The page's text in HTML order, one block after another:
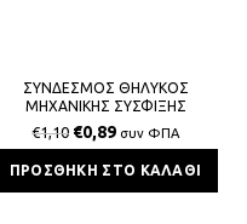
ΣΥΝΔΕΣΜΟΣ ΘΗΛΥΚΟΣ
ΜΗΧΑΝΙΚΗΣ ΣΥΣΦΙΞΗΣ
ΤΟΥΜΠΟΡΑΜΑΤΟΣ 16x2x1/2 BS
€1,10 €0,89 συν ΦΠΑ
ΠΡΟΣΘΉΚΗ ΣΤΟ ΚΑΛΆΘΙ